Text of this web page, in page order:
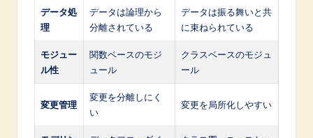
データ処
理
データは論理から
分離されている
データは振る舞いと共
に束ねられている
モジュー
ル性
関数ベースのモジ
ュール
クラスベースのモジュ
ール
変更管理
変更を分離しにく
い
変更を局所化しやすい